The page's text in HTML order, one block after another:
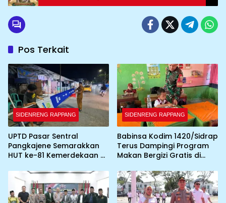
Pos Terkait
SIDENRENG RAPPANG
UPTD Pasar Sentral
Pangkajene Semarakkan
HUT ke-81 Kemerdekaan RI
Umbul-Umbul dan
Dekorasi Merah Putih
SIDENRENG RAPPANG
Babinsa Kodim 1420/Sidrap
Terus Dampingi Program
Makan Bergizi Gratis di